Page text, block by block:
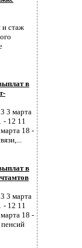
и стаж
в
3 марта
- 12 11
18 -
в
3 марта
- 12 11
18 -